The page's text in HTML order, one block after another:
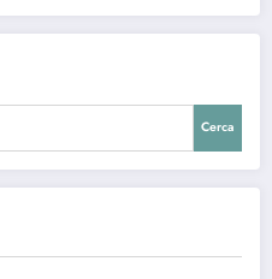
Cerca